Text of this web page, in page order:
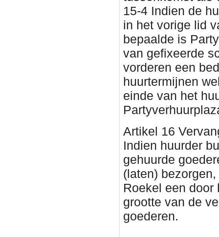
15-4 Indien de
in het vorige lid
bepaalde is
van gefixeerde
vorderen een
huurtermijnen
einde van het
Artikel 16
Indien huurder
gehuurde
(laten)
Roekel een door
grootte van de
goederen.